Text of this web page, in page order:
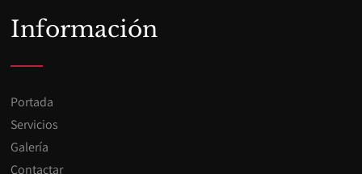
Información
Portada
Servicios
Galería
Contactar